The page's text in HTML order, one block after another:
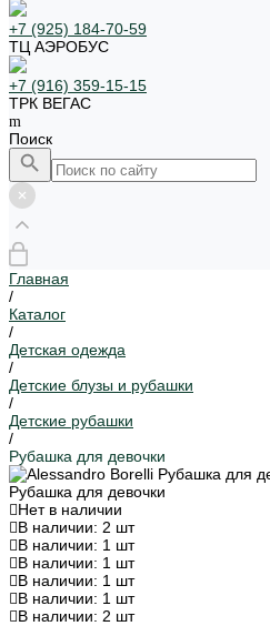
+7 (925) 184-70-59
ТЦ АЭРОБУС
+7 (916) 359-15-15
ТРК ВЕГАС
Поиск
Главная
/
Каталог
/
Детская одежда
/
Детские блузы и рубашки
/
Детские рубашки
/
Рубашка для девочки
Рубашка для девочки
Нет в наличии
В наличии: 2 шт
В наличии: 1 шт
В наличии: 1 шт
В наличии: 1 шт
В наличии: 1 шт
В наличии: 2 шт